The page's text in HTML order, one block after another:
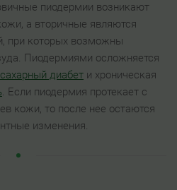
пиодермии возникают
а вторичные являются
при которых возможны
Пиодермиями осложняется
сахарный диабет и хроническая
. Если пиодермия протекает с
кожи, то после нее остаются
изменения.